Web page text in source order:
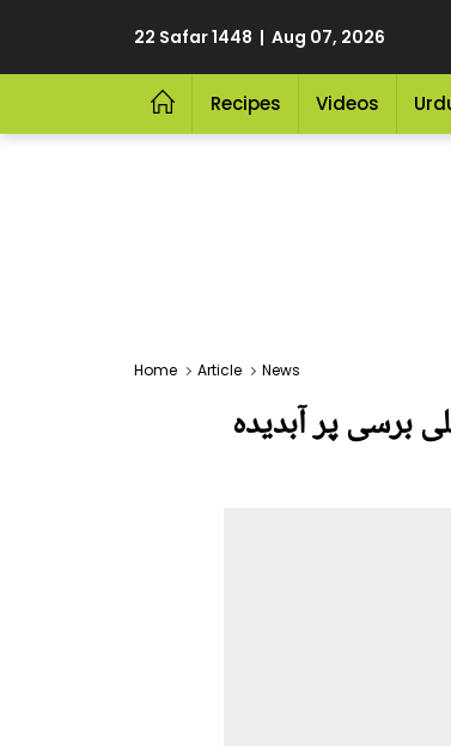
22 Safar 1448 | Aug 07, 2026
Recipes Videos
Home Article News
برسی پر آبدیدہ